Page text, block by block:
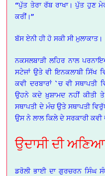
“ਪੁੱਤ ਤੇਰਾ ਰੱਬ ਰਾਖਾ। ਪੁੱਤ ਹੁਣ
ਕਰੀਂ।”
ਬੱਸ ਏਨੀ ਹੀ ਹੋ ਸਕੀ ਸੀ ਮੁਲਾਕਾਤ।
ਨਕਸਲਬਾੜੀ ਲਹਿਰ ਨਾਲ
ਸਟੇਜਾਂ ਉਤੇ ਵੀ ਇਨਕਲਾਬੀ ਸਿੱਖ
ਕਵੀ ਦਰਬਾਰਾਂ `ਚ ਵੀ ਸਥਾਪਤੀ
ਉਹਨੇ ਕਦੇ ਖ਼ੁਸ਼ਾਮਦ ਨਹੀਂ ਕੀਤੀ
ਸਥਾਪਤੀ ਦੇ ਮੰਚ ਉਤੇ ਸਥਾਪਤੀ
ਉਸ ਨੇ ਲਾਲ ਕਿਲੇ ਦੇ ਸਰਕਾਰੀ ਕਵੀ
ਉਦਾਸੀ ਦੀ
ਡਰੋਲੀ ਭਾਈ ਦਾ ਗੁਰਚਰਨ ਸਿੰਘ